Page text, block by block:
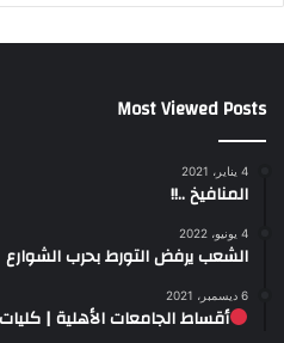
Most Viewed Posts
4 يناير، 2021
المنافيخ ..!!
4 يونيو، 2022
الشعب يرفض التورط بحرب الشوارع
6 ديسمبر، 2021
أقساط الجامعات الأهلية |